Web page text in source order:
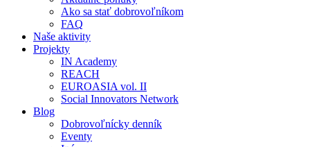
Ako sa stať dobrovoľníkom
FAQ
Naše aktivity
Projekty
IN Academy
REACH
EUROASIA vol. II
Social Innovators Network
Blog
Dobrovoľnícky denník
Eventy